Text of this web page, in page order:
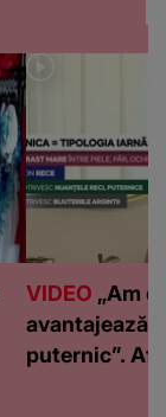
VIDEO „Am
avantajează
puternic”.